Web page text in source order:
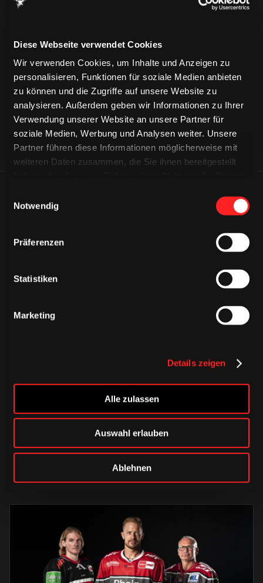
Diese Webseite verwendet Cookies
Wir verwenden Cookies, um Inhalte und Anzeigen zu
personalisieren, Funktionen für soziale Medien anbieten
zu können und die Zugriffe auf unsere Website zu
analysieren. Außerdem geben wir Informationen zu Ihrer
Verwendung unserer Website an unsere Partner für
soziale Medien, Werbung und Analysen weiter. Unsere
Partner führen diese Informationen möglicherweise mit
weiteren Daten zusammen, die Sie ihnen bereitgestellt
Notwendig
Präferenzen
Statistiken
Marketing
Details zeigen
Alle zulassen
Auswahl erlauben
Ablehnen
CAPS & CO
CAPS & CO
CAPS & CO
ÄHNLICHE NEWS
DIENSTAG, 04. AUGUST 2026
Erinnerungen vereint – unser
Heimtrikot 2026/2027
Saison 2026/2027